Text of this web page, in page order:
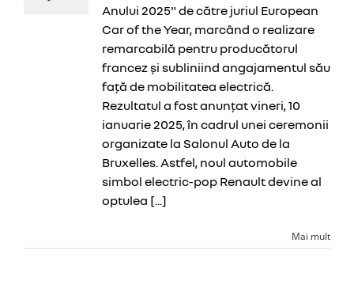
Anului 2025" de către juriul European
Car of the Year, marcând o realizare
remarcabilă pentru producătorul
francez și subliniind angajamentul său
față de mobilitatea electrică.
Rezultatul a fost anunțat vineri, 10
ianuarie 2025, în cadrul unei ceremonii
organizate la Salonul Auto de la
Bruxelles. Astfel, noul automobile
simbol electric-pop Renault devine al
optulea [...]
Mai mult